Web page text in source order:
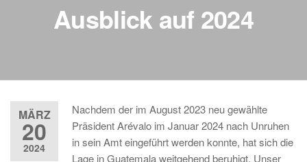
Ausblick auf 2024
MÄRZ
20
2024
Nachdem der im August 2023 neu gewählte
Präsident Arévalo im Januar 2024 nach Unruhen
in sein Amt eingeführt werden konnte, hat sich die
Lage in Guatemala weitgehend beruhigt. Unser